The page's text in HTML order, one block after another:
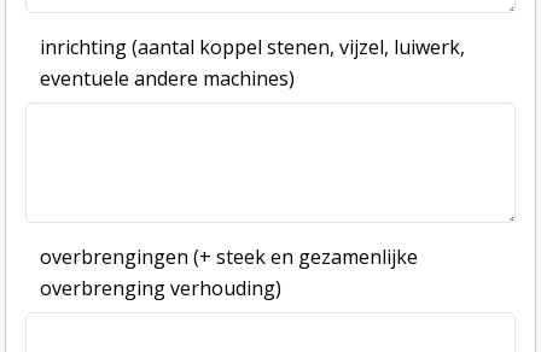
inrichting (aantal koppel stenen, vijzel, luiwerk,
eventuele andere machines)
overbrengingen (+ steek en gezamenlijke
overbrenging verhouding)